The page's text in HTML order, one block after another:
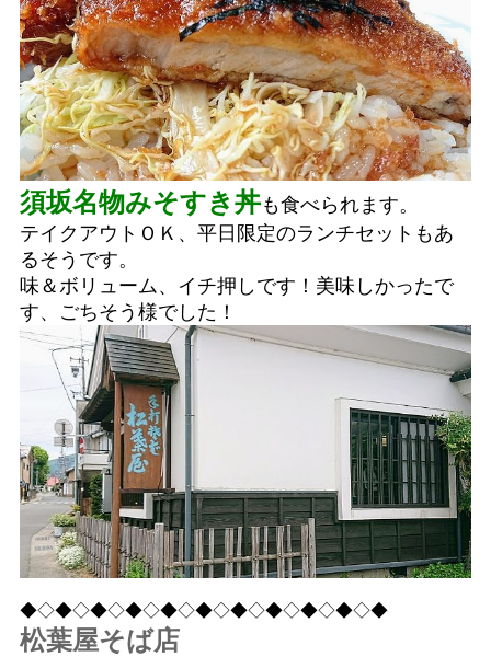
須坂名物みそすき丼も食べられます。
テイクアウトＯＫ、平日限定のランチセットもあ
るそうです。
味＆ボリューム、イチ押しです！美味しかったで
す、ごちそう様でした！
◆◇◆◇◆◇◆◇◆◇◆◇◆◇◆◇◆◇◆◇◆
松葉屋そば店